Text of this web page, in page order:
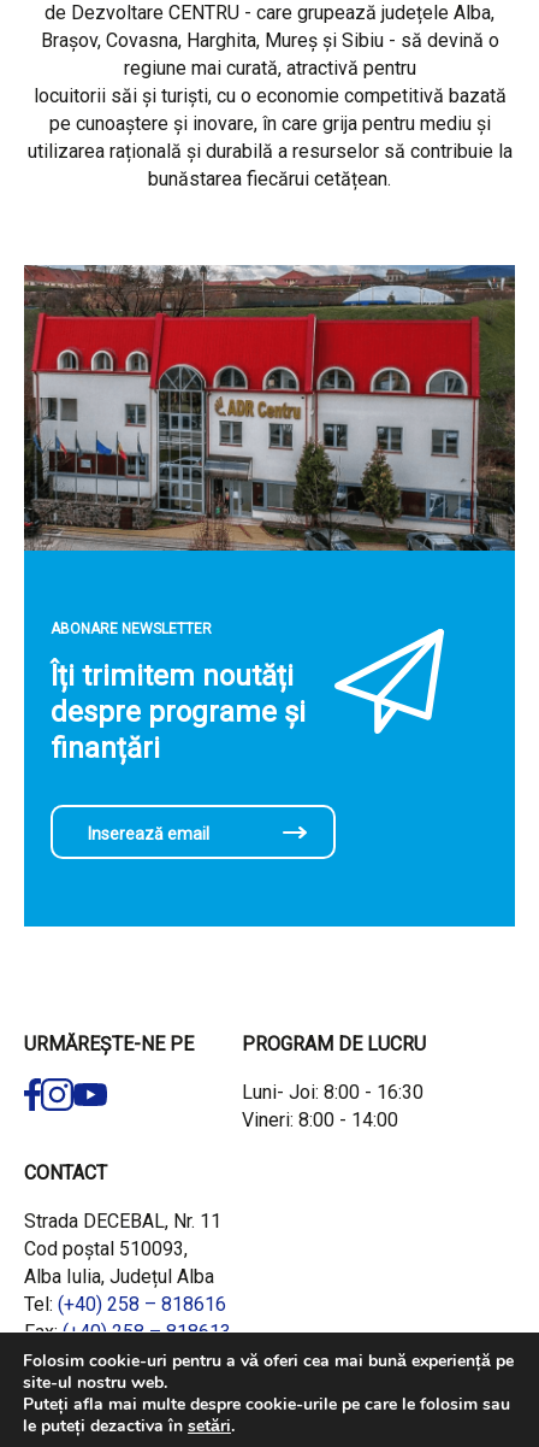
de Dezvoltare CENTRU - care grupează județele Alba,
Brașov, Covasna, Harghita, Mureș și Sibiu - să devină o
regiune mai curată, atractivă pentru
locuitorii săi și turiști, cu o economie competitivă bazată
pe cunoaștere și inovare, în care grija pentru mediu și
utilizarea rațională și durabilă a resurselor să contribuie la
bunăstarea fiecărui cetățean.
ABONARE NEWSLETTER
Îți trimitem noutăți
despre programe și
finanțări
URMĂREȘTE-NE PE PROGRAM DE LUCRU
Luni- Joi: 8:00 - 16:30
Vineri: 8:00 - 14:00
CONTACT
Strada DECEBAL, Nr. 11
Cod poștal 510093,
Alba Iulia, Județul Alba
Tel: (+40) 258 – 818616
Fax:(+40) 258 – 818613
Email:office@adrcentru.ro
LINK-URI RAPIDE
Folosim cookie-uri pentru a vă oferi cea mai bună experiență pe
site-ul nostru web.
Puteți afla mai multe despre cookie-urile pe care le folosim sau
le puteți dezactiva în setări.